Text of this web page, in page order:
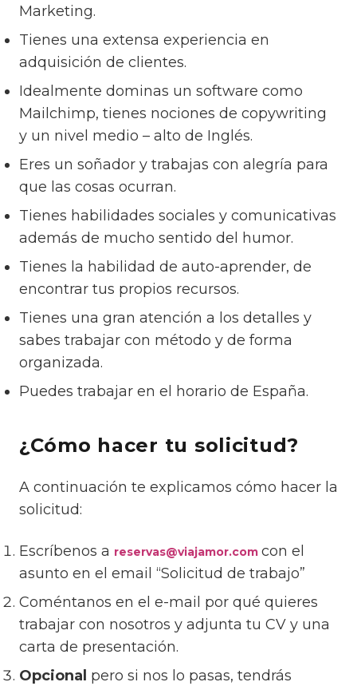
Marketing.
Tienes una extensa experiencia en
adquisición de clientes.
Idealmente dominas un software como
Mailchimp, tienes nociones de copywriting
y un nivel medio – alto de Inglés.
Eres un soñador y trabajas con alegría para
que las cosas ocurran.
Tienes habilidades sociales y comunicativas
además de mucho sentido del humor.
Tienes la habilidad de auto-aprender, de
encontrar tus propios recursos.
Tienes una gran atención a los detalles y
sabes trabajar con método y de forma
organizada.
Puedes trabajar en el horario de España.
¿Cómo hacer tu solicitud?
A continuación te explicamos cómo hacer la
solicitud:
Escríbenos a reservas@viajamor.com con el
asunto en el email “Solicitud de trabajo”
Coméntanos en el e-mail por qué quieres
trabajar con nosotros y adjunta tu CV y una
carta de presentación.
Opcional pero si nos lo pasas, tendrás